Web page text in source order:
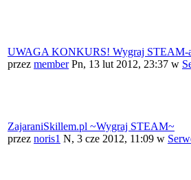
UWAGA KONKURS! Wygraj STEAM-
przez member Pn, 13 lut 2012, 23:37 w
ZajaraniSkillem.pl ~Wygraj STEAM~
przez noris1 N, 3 cze 2012, 11:09 w